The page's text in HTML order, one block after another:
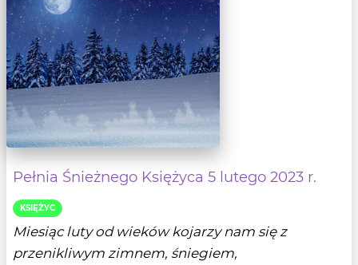
Pełnia Śnieżnego Księżyca 5 lutego 2023 r.
KSIĘŻYC
Miesiąc luty od wieków kojarzy nam się z
przenikliwym zimnem, śniegiem,